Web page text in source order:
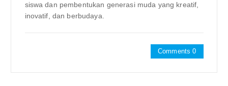
siswa dan pembentukan generasi muda yang kreatif,
inovatif, dan berbudaya.
Comments 0